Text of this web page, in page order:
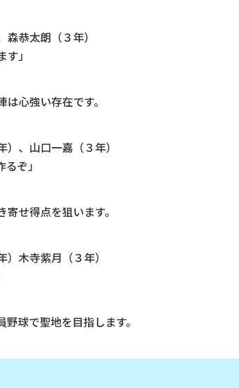
恭太朗（３年）
」
心強い存在です。
、山口一嘉（３年）
ぞ」
せ得点を狙います。
木寺紫月（３年）
球で聖地を目指します。